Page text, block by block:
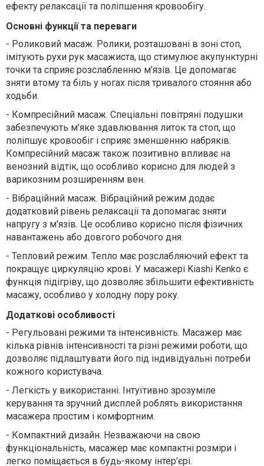
ефекту релаксації та поліпшення кровообігу.
Основні функції та переваги
- Роликовий масаж. Ролики, розташовані в зоні стоп,
імітують рухи рук масажиста, що стимулює акупунктурні
точки та сприяє розслабленню м’язів. Це допомагає
зняти втому та біль у ногах після тривалого стояння або
ходьби.
- Компресійний масаж. Спеціальні повітряні подушки
забезпечують м'яке здавлювання литок та стоп, що
поліпшує кровообіг і сприяє зменшенню набряків.
Компресійний масаж також позитивно впливає на
венозний відтік, що особливо корисно для людей з
варикозним розширенням вен.
- Вібраційний масаж. Вібраційний режим додає
додатковий рівень релаксації та допомагає зняти
напругу з м'язів. Це особливо корисно після фізичних
навантажень або довгого робочого дня.
- Тепловий режим. Тепло має розслабляючий ефект та
покращує циркуляцію крові. У масажері Kiashi Kenko є
функція підігріву, що дозволяє збільшити ефективність
масажу, особливо у холодну пору року.
Додаткові особливості
- Регульовані режими та інтенсивність. Масажер має
кілька рівнів інтенсивності та різні режими роботи, що
дозволяє підлаштувати його під індивідуальні потреби
кожного користувача.
- Легкість у використанні. Інтуїтивно зрозуміле
керування та зручний дисплей роблять використання
масажера простим і комфортним.
- Компактний дизайн. Незважаючи на свою
функціональність, масажер має компактні розміри і
легко поміщається в будь-якому інтер’єрі.